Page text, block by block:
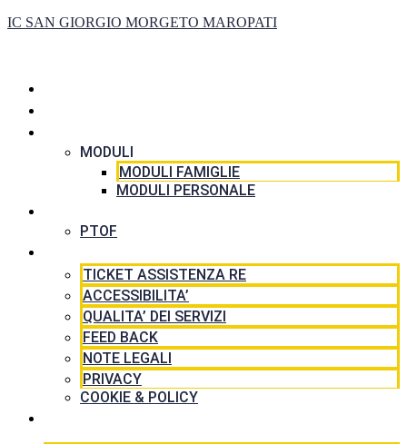
IC SAN GIORGIO MORGETO MAROPATI
MODULI
MODULI FAMIGLIE
MODULI PERSONALE
PTOF
TICKET ASSISTENZA RE
ACCESSIBILITA’
QUALITA’ DEI SERVIZI
FEED BACK
NOTE LEGALI
PRIVACY
COOKIE & POLICY